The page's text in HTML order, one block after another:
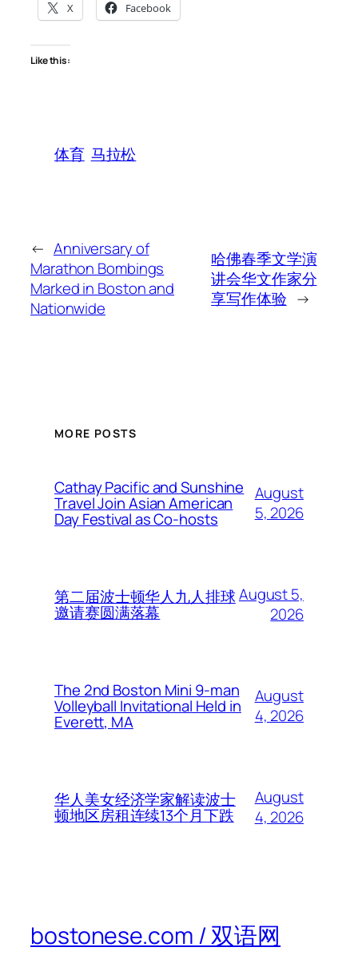
X Facebook
Like this:
体育 马拉松
← Anniversary of
Marathon Bombings
Marked in Boston and
Nationwide
哈佛春季文学演
讲会华文作家分
享写作体验 →
MORE POSTS
Cathay Pacific and Sunshine
Travel Join Asian American
Day Festival as Co-hosts
August
5, 2026
第二届波士顿华人九人排球
邀请赛圆满落幕
August 5,
2026
The 2nd Boston Mini 9-man
Volleyball Invitational Held in
Everett, MA
August
4, 2026
华人美女经济学家解读波士
顿地区房租连续13个月下跌
August
4, 2026
bostonese.com / 双语网